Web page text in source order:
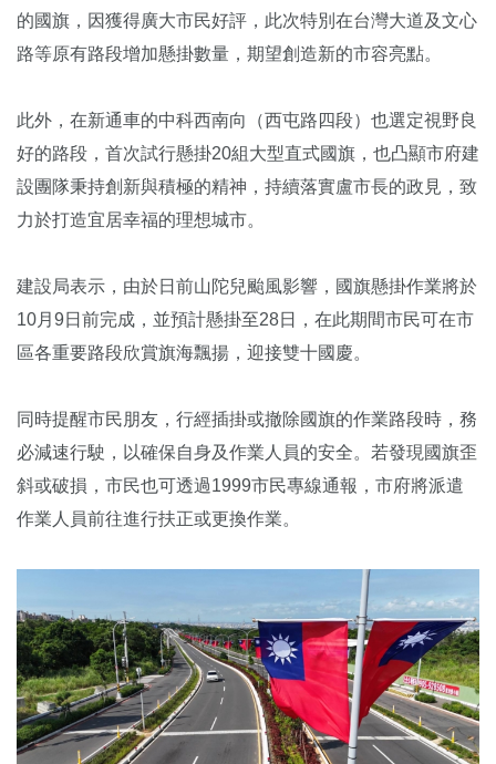
的國旗，因獲得廣大市民好評，此次特別在台灣大道及文心
路等原有路段增加懸掛數量，期望創造新的市容亮點。
此外，在新通車的中科西南向（西屯路四段）也選定視野良
好的路段，首次試行懸掛20組大型直式國旗，也凸顯市府建
設團隊秉持創新與積極的精神，持續落實盧市長的政見，致
力於打造宜居幸福的理想城市。
建設局表示，由於日前山陀兒颱風影響，國旗懸掛作業將於
10月9日前完成，並預計懸掛至28日，在此期間市民可在市
區各重要路段欣賞旗海飄揚，迎接雙十國慶。
同時提醒市民朋友，行經插掛或撤除國旗的作業路段時，務
必減速行駛，以確保自身及作業人員的安全。若發現國旗歪
斜或破損，市民也可透過1999市民專線通報，市府將派遣
作業人員前往進行扶正或更換作業。